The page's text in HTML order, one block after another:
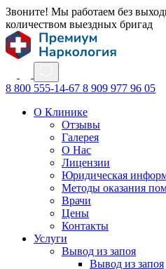
Звоните! Мы работаем без
количеством выездных бригад
8 800 555-14-67 8 909 977 96 05
О Клинике
Отзывы
Галерея
О Нас
Лицензии
Юридическая
Методы оказания
Врачи
Цены
Контакты
Услуги
Вывод из запоя
Вывод из запоя